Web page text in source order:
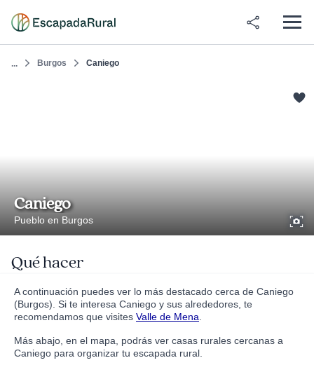
... Burgos Caniego
Caniego
Pueblo en Burgos
Qué hacer
A continuación puedes ver lo más destacado cerca de Caniego
(Burgos). Si te interesa Caniego y sus alrededores, te
recomendamos que visites Valle de Mena
Más abajo, en el mapa, podrás ver casas rurales cercanas a
Caniego para organizar tu escapada rural.